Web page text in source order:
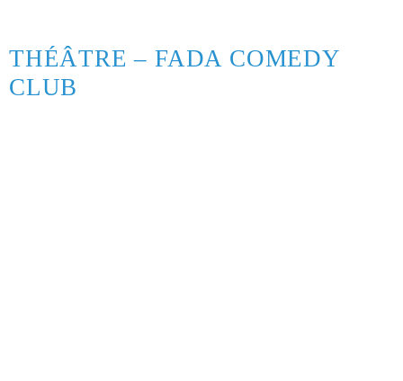
THÉÂTRE – FADA COMEDY
CLUB